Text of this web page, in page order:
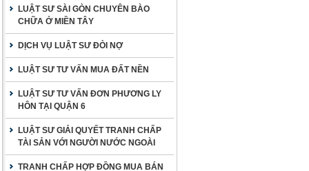
LUẬT SƯ SÀI GÒN CHUYÊN BÀO
CHỮA Ở MIỀN TÂY
DỊCH VỤ LUẬT SƯ ĐÒI NỢ
LUẬT SƯ TƯ VẤN MUA ĐẤT NỀN
LUẬT SƯ TƯ VẤN ĐƠN PHƯƠNG LY
HÔN TẠI QUẬN 6
LUẬT SƯ GIẢI QUYẾT TRANH CHẤP
TÀI SẢN VỚI NGƯỜI NƯỚC NGOÀI
TRANH CHẤP HỢP ĐỒNG MUA BÁN